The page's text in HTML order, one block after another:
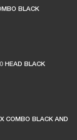
BLACK
HEAD BLACK
COMBO BLACK AND